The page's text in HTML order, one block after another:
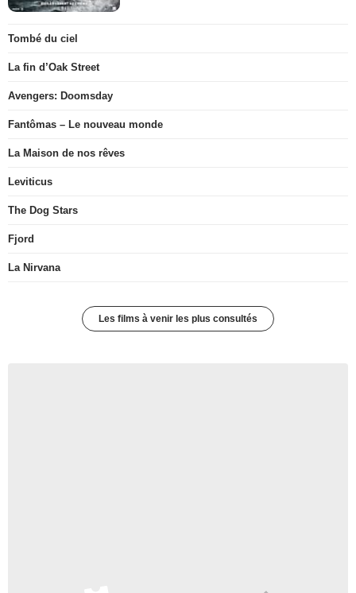
Tombé du ciel
La fin d’Oak Street
Avengers: Doomsday
Fantômas – Le nouveau monde
La Maison de nos rêves
Leviticus
The Dog Stars
Fjord
La Nirvana
Les films à venir les plus consultés